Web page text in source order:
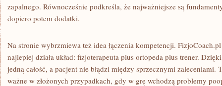
zapalnego. Równocześnie podkreśla, że najważniejsze są
dopiero potem dodatki.
Na stronie wybrzmiewa też idea łączenia kompetencji.
najlepiej działa układ: fizjoterapeuta plus ortopeda plus trener.
jedną całość, a pacjent nie błądzi między sprzecznymi zaleceniami.
ważne w złożonych przypadkach, gdy w grę wchodzą problemy